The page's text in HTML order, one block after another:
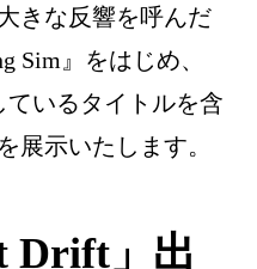
きな反響を呼んだ
Sim』をはじめ、
ているタイトルを含
展示いたします。
Drift 」出